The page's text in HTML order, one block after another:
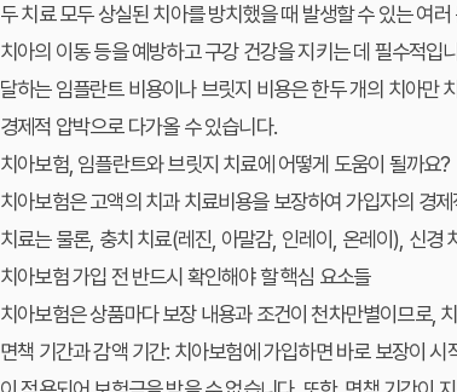
두 치료 모두 상실된 치아를 방치했을 때 발생할 수 있는 여
치아의 이동 등을 예방하고 구강 건강을 지키는 데 필수적
달하는임플란트비용이나브릿지 비용은 한두 개의 치아만
경제적 압박으로 다가올 수 있습니다.
치아보험, 임플란트와 브릿지 치료에 어떻게 도움이 될까요?
치아보험은 고액의 치과 치료비용을 보장하여 가입자의 경
치료는 물론, 충치 치료(레진, 아말감, 인레이, 온레이), 신경
치아보험 가입 전 반드시 확인해야 할 핵심 요소들
치아보험은 상품마다 보장 내용과 조건이 천차만별이므로,
면책 기간과 감액 기간: 치아보험에 가입하면 바로 보장이